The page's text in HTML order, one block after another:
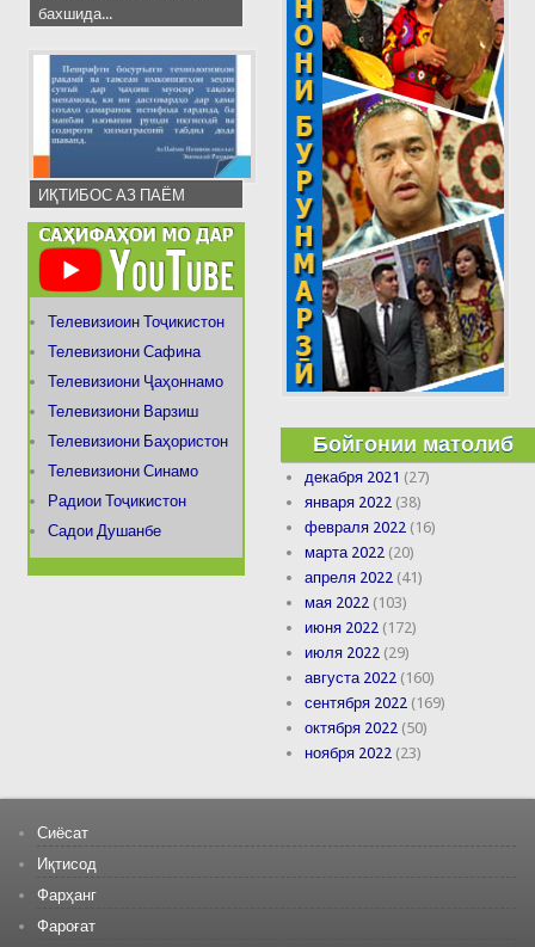
бахшида...
ИҚТИБОС АЗ ПАЁМ
Телевизиоин Тоҷикистон
Телевизиони Сафина
Телевизиони Ҷаҳоннамо
Телевизиони Варзиш
Телевизиони Баҳористон
Телевизиони Синамо
Радиои Тоҷикистон
Садои Душанбе
Бойгонии матолиб
декабря 2021 (27)
января 2022 (38)
февраля 2022 (16)
марта 2022 (20)
апреля 2022 (41)
мая 2022 (103)
июня 2022 (172)
июля 2022 (29)
августа 2022 (160)
сентября 2022 (169)
октября 2022 (50)
ноября 2022 (23)
Сиёсат
Иқтисод
Фарҳанг
Фароғат